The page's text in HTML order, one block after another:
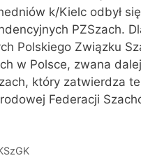
k/Kielc odbył
PZSzach.
Polskiego Związku
w Polsce, zwana
który zatwierdza
Federacji